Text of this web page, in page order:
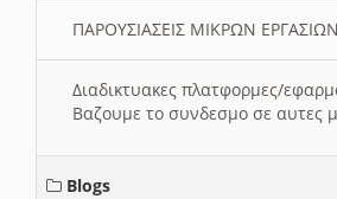
ΠΑΡΟΥΣΙΑΣΕΙΣ ΜΙΚΡΩΝ
Διαδικτυακες πλατφορμες/
Βαζουμε το συνδεσμο σε αυτες
Blogs